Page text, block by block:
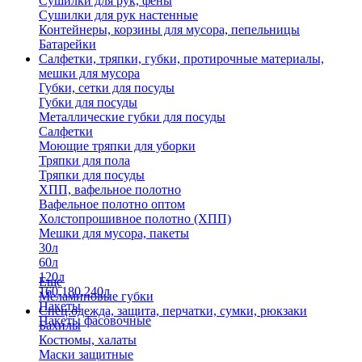
Сушилки для рук настенные
Контейнеры, корзины для мусора, пепельницы
Батарейки
Салфетки, тряпки, губки, протирочные материалы,
мешки для мусора
Губки, сетки для посуды
Губки для посуды
Металлические губки для посуды
Салфетки
Моющие тряпки для уборки
Тряпки для пола
Тряпки для посуды
ХПП, вафельное полотно
Вафельное полотно оптом
Холстопрошивное полотно (ХПП)
Мешки для мусора, пакеты
30л
60л
120л
160,180,240л
Пакеты
Пакеты фасовочные
Еще
Меламиновые губки
Спец.одежда, защита, перчатки, сумки, рюкзаки
Бахилы
Костюмы, халаты
Маски защитные